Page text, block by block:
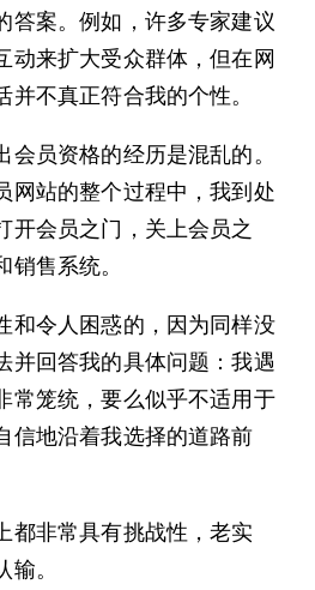
答案。例如，许多专家建议
动来扩大受众群体，但在网
并不真正符合我的个性。
员资格的经历是混乱的。
网站的整个过程中，我到处
开会员之门，关上会员之
销售系统。
和令人困惑的，因为同样没
并回答我的具体问题：我遇
常笼统，要么似乎不适用于
信地沿着我选择的道路前
都非常具有挑战性，老实
。